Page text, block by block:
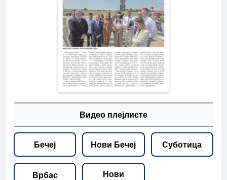
Видео плејлисте
Бечеј Нови Бечеј Суботица
Врбас
Нови